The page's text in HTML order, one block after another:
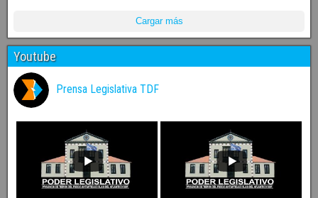
Cargar más
Youtube
Prensa Legislativa TDF